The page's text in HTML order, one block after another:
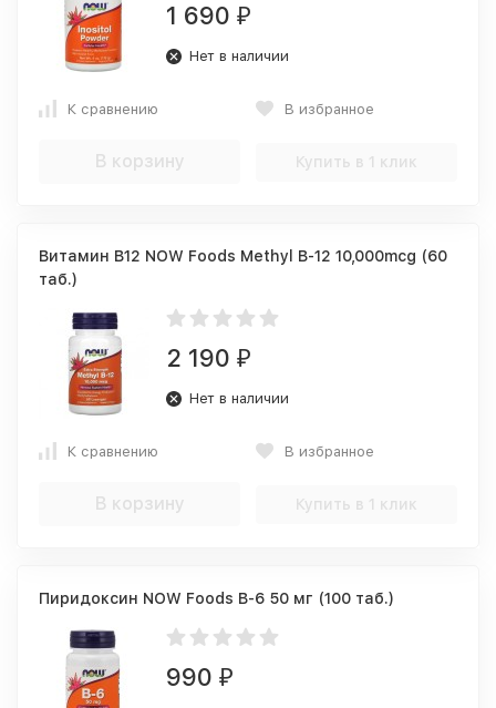
1 690 ₽
Нет в наличии
К сравнению В избранное
В корзину Купить в 1 клик
Витамин B12 NOW Foods Methyl B-12 10,000mcg (60
таб.)
2 190 ₽
Нет в наличии
К сравнению В избранное
В корзину Купить в 1 клик
Пиридоксин NOW Foods B-6 50 мг (100 таб.)
990 ₽